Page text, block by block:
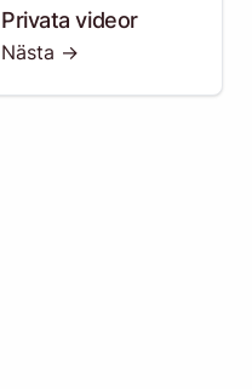
Privata videor
Nästa ->